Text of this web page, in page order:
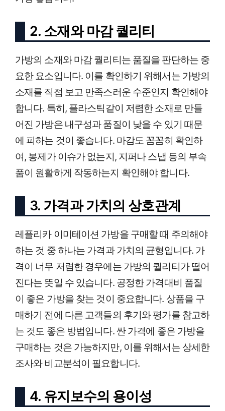
2. 소재와 마감 퀄리티
가방의 소재와 마감 퀄리티는 품질을 판단하는 중
요한 요소입니다. 이를 확인하기 위해서는 가방의
소재를 직접 보고 만족스러운 수준인지 확인해야
합니다. 특히, 플라스틱같이 저렴한 소재로 만들
어진 가방은 내구성과 품질이 낮을 수 있기 때문
에 피하는 것이 좋습니다. 마감도 꼼꼼히 확인하
여, 봉제가 이슈가 없는지, 지퍼나 스냅 등의 부속
품이 원활하게 작동하는지 확인해야 합니다.
3. 가격과 가치의 상호관계
레플리카 이미테이션 가방을 구매할 때 주의해야
하는 것 중 하나는 가격과 가치의 균형입니다. 가
격이 너무 저렴한 경우에는 가방의 퀄리티가 떨어
진다는 뜻일 수 있습니다. 공정한 가격대비 품질
이 좋은 가방을 찾는 것이 중요합니다. 상품을 구
매하기 전에 다른 고객들의 후기와 평가를 참고하
는 것도 좋은 방법입니다. 싼 가격에 좋은 가방을
구매하는 것은 가능하지만, 이를 위해서는 상세한
조사와 비교분석이 필요합니다.
4. 유지보수의 용이성